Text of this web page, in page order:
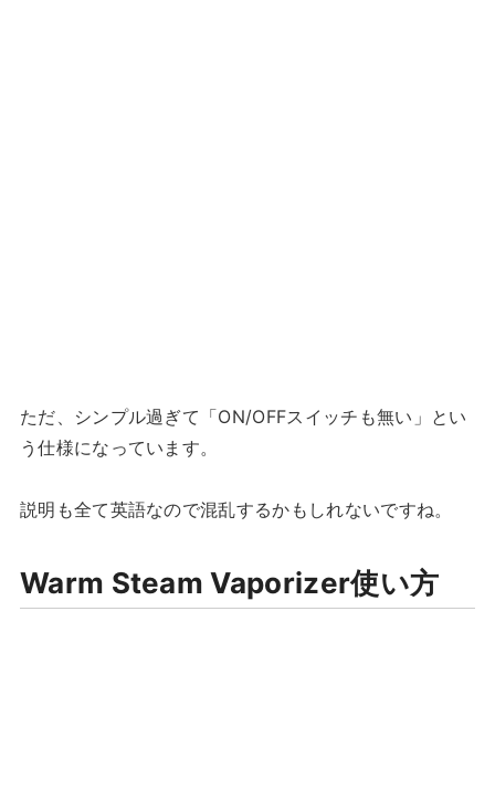
ただ、シンプル過ぎて「ON/OFFスイッチも無い」とい
う仕様になっています。
説明も全て英語なので混乱するかもしれないですね。
Warm Steam Vaporizer使い方